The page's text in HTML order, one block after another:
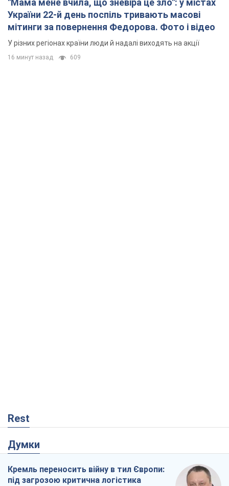
"Мама мене вчила, що зневіра це зло": у містах
України 22-й день поспіль тривають масові
мітинги за повернення Федорова. Фото і відео
У різних регіонах країни люди й надалі виходять на акції
16 минут назад 609
Rest
Думки
Кремль переносить війну в тил Європи:
під загрозою критична логістика